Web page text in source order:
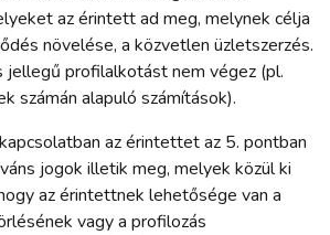
az érintett ad meg, melynek célja
növelése, a közvetlen üzletszerzés.
jellegű profilalkotást nem végez (pl.
számán alapuló számítások).
az érintettet az 5. pontban
jogok illetik meg, melyek közül ki
az érintettnek lehetősége van a
vagy a profilozás